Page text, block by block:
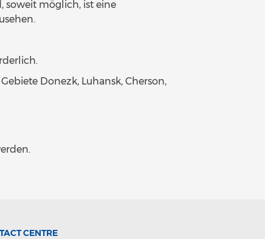
soweit möglich, ist eine
Donezk, Luhansk, Cherson,
CENTRE